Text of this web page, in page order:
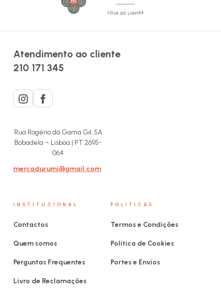
Atendimento ao cliente
210 171 345
Rua Rogério da Gama Gil, 5A
Bobadela – Lisboa | PT 2695-
064
mercadurumi@gmail.com
INSTITUCIONAL
Contactos
Quem somos
Perguntas Frequentes
Livro de Reclamações
POLITICAS
Termos e Condições
Política de Cookies
Portes e Envios